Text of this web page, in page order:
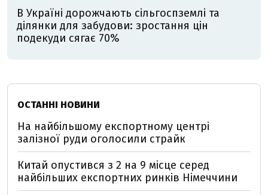
В Україні дорожчають сільгоспземлі та
ділянки для забудови: зростання цін
подекуди сягає 70%
ОСТАННІ НОВИНИ
На найбільшому експортному центрі
залізної руди оголосили страйк
Китай опустився з 2 на 9 місце серед
найбільших експортних ринків Німеччини